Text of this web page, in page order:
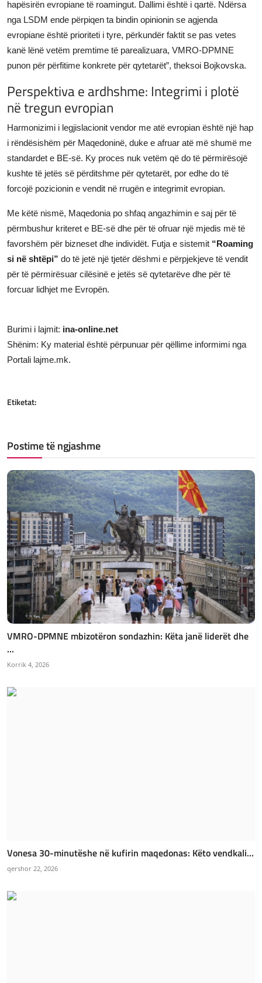
hapësirën evropiane të roamingut. Dallimi është i qartë. Ndërsa
nga LSDM ende përpiqen ta bindin opinionin se agjenda
evropiane është prioriteti i tyre, përkundër faktit se pas vetes
kanë lënë vetëm premtime të parealizuara, VMRO-DPMNE
punon për përfitime konkrete për qytetarët”, theksoi Bojkovska.
Perspektiva e ardhshme: Integrimi i plotë
në tregun evropian
Harmonizimi i legjislacionit vendor me atë evropian është një hap
i rëndësishëm për Maqedoninë, duke e afruar atë më shumë me
standardet e BE-së. Ky proces nuk vetëm që do të përmirësojë
kushte të jetës së përditshme për qytetarët, por edhe do të
forcojë pozicionin e vendit në rrugën e integrimit evropian.
Me këtë nismë, Maqedonia po shfaq angazhimin e saj për të
përmbushur kriteret e BE-së dhe për të ofruar një mjedis më të
favorshëm për bizneset dhe individët. Futja e sistemit “Roaming
si në shtëpi” do të jetë një tjetër dëshmi e përpjekjeve të vendit
për të përmirësuar cilësinë e jetës së qytetarëve dhe për të
forcuar lidhjet me Evropën.
Burimi i lajmit: ina-online.net
Shënim: Ky material është përpunuar për qëllime informimi nga
Portali lajme.mk.
Etiketat:
Postime të ngjashme
VMRO-DPMNE mbizotëron sondazhin: Këta janë liderët dhe
...
Korrik 4, 2026
Vonesa 30-minutëshe në kufirin maqedonas: Këto vendkali...
qershor 22, 2026